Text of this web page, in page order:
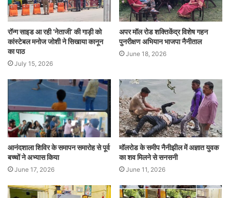
रॉन्ग साइड आ रही ‘नेताजी’ की गाड़ी को
कांस्टेबल मनोज जोशी ने सिखाया कानून
का पाठ
July 15, 2026
अपर मॉल रोड शक्तिकेंद्र विशेष गहन
पुनरीक्षण अभियान भाजपा नैनीताल
June 18, 2026
आनंदशाला शिविर के समापन समारोह से पूर्व
बच्चों ने अभ्यास किया
June 17, 2026
मॉलरोड के समीप नैनीझील में अज्ञात युवक
का शव मिलने से सनसनी
June 11, 2026